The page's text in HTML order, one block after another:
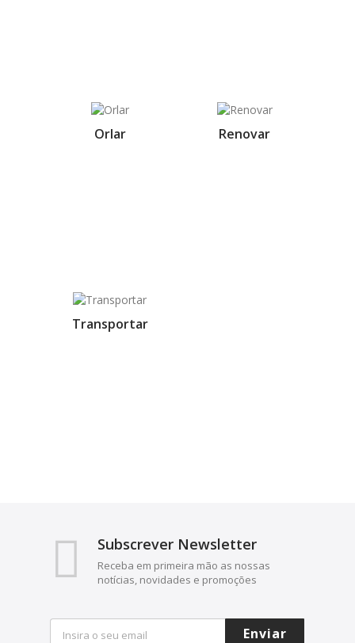
Orlar Renovar
Transportar
Subscrever Newsletter
Receba em primeira mão as nossas
notícias, novidades e promoções
Enviar